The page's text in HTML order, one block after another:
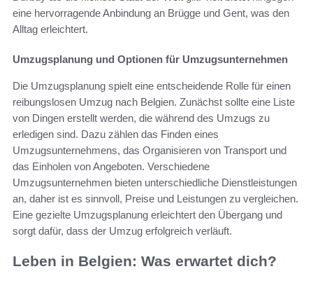
eine hervorragende Anbindung an Brügge und Gent, was den
Alltag erleichtert.
Umzugsplanung und Optionen für Umzugsunternehmen
Die Umzugsplanung spielt eine entscheidende Rolle für einen
reibungslosen Umzug nach Belgien. Zunächst sollte eine Liste
von Dingen erstellt werden, die während des Umzugs zu
erledigen sind. Dazu zählen das Finden eines
Umzugsunternehmens, das Organisieren von Transport und
das Einholen von Angeboten. Verschiedene
Umzugsunternehmen bieten unterschiedliche Dienstleistungen
an, daher ist es sinnvoll, Preise und Leistungen zu vergleichen.
Eine gezielte Umzugsplanung erleichtert den Übergang und
sorgt dafür, dass der Umzug erfolgreich verläuft.
Leben in Belgien: Was erwartet dich?